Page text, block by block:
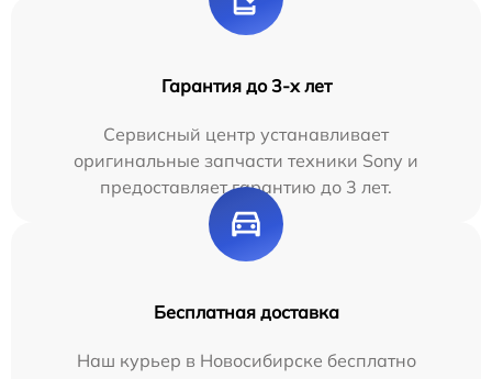
Гарантия до 3-х лет
Сервисный центр устанавливает
оригинальные запчасти техники Sony и
предоставляет гарантию до 3 лет.
Бесплатная доставка
Наш курьер в Новосибирске бесплатно